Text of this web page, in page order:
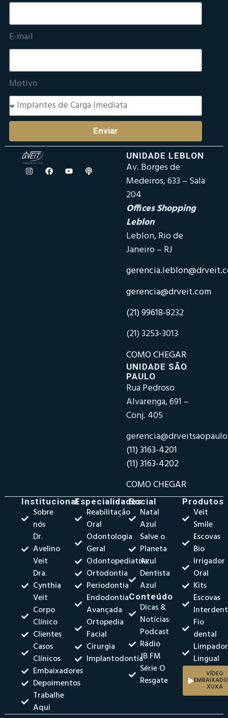
E-mail
Motivo
Enviar
UNIDADE LEBLON
Av. Borges de
Medeiros, 633 – Sala
204
Offices Shopping
Leblon
Leblon, Rio de
Janeiro – RJ
gerencia@drveit.com
(21) 99618-8232
(21) 3253-3013
COMO CHEGAR
UNIDADE SÃO
PAULO
Rua Pedroso
Alvarenga, 691 –
Conj. 405
(11) 3163-4201
(11) 3163-4202
COMO CHEGAR
Institucional
Sobre
nós
Dr.
Avelino
Veit
Dra.
Cynthia
Veit
Corpo
Clínico
Clientes
Casos
Clínicos
Embaixadores
Depoimentos
Trabalhe
Aqui
Especialidades
Reabilitação
Oral
Odontologia
Geral
Odontopediatria
Ortodontia
Periodontia
Endodontia
Avançada
Ortopedia
Facial
Cirurgia
Implantodontia
Social
Natal
Azul
Salve o
Planeta
Azul
Dentista
Azul
Conteúdo
Dicas &
Notícias
Podcast
Rádio
JB FM
Série O
Resgate
Produtos
Veit
Smile
Escovas
Bio
Irrigador
Oral
Kits
Escovas
Fio
dental
Limpador
Lingual
VÍDEO
XUXA